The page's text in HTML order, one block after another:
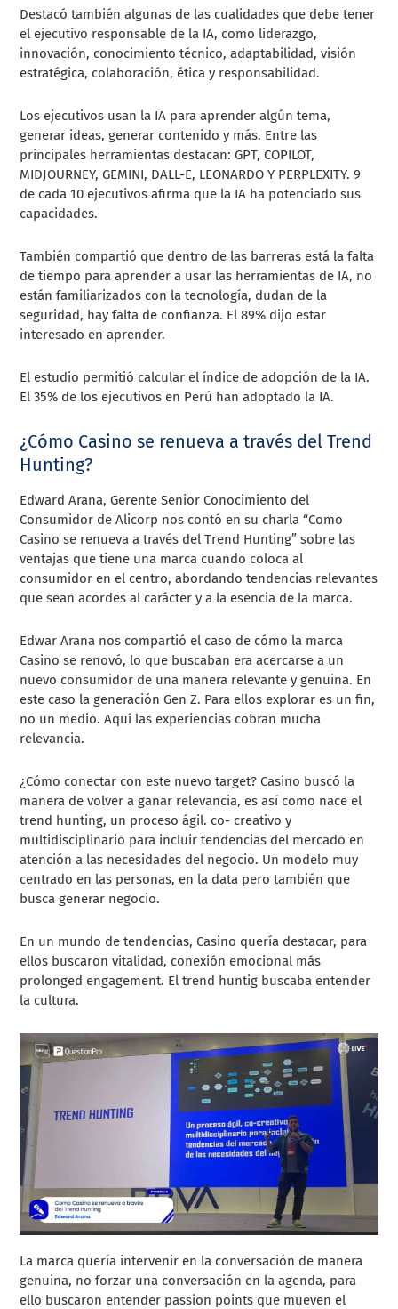
Destacó también algunas de las cualidades que debe tener
el ejecutivo responsable de la IA, como liderazgo,
innovación, conocimiento técnico, adaptabilidad, visión
estratégica, colaboración, ética y responsabilidad.
Los ejecutivos usan la IA para aprender algún tema,
generar ideas, generar contenido y más. Entre las
principales herramientas destacan: GPT, COPILOT,
MIDJOURNEY, GEMINI, DALL-E, LEONARDO Y PERPLEXITY. 9
de cada 10 ejecutivos afirma que la IA ha potenciado sus
capacidades.
También compartió que dentro de las barreras está la falta
de tiempo para aprender a usar las herramientas de IA, no
están familiarizados con la tecnología, dudan de la
seguridad, hay falta de confianza. El 89% dijo estar
interesado en aprender.
El estudio permitió calcular el índice de adopción de la IA.
El 35% de los ejecutivos en Perú han adoptado la IA.
¿Cómo Casino se renueva a través del Trend
Hunting?
Edward Arana, Gerente Senior Conocimiento del
Consumidor de Alicorp nos contó en su charla “Como
Casino se renueva a través del Trend Hunting” sobre las
ventajas que tiene una marca cuando coloca al
consumidor en el centro, abordando tendencias relevantes
que sean acordes al carácter y a la esencia de la marca.
Edwar Arana nos compartió el caso de cómo la marca
Casino se renovó, lo que buscaban era acercarse a un
nuevo consumidor de una manera relevante y genuina. En
este caso la generación Gen Z. Para ellos explorar es un fin,
no un medio. Aquí las experiencias cobran mucha
relevancia.
¿Cómo conectar con este nuevo target? Casino buscó la
manera de volver a ganar relevancia, es así como nace el
trend hunting, un proceso ágil. co- creativo y
multidisciplinario para incluir tendencias del mercado en
atención a las necesidades del negocio. Un modelo muy
centrado en las personas, en la data pero también que
busca generar negocio.
En un mundo de tendencias, Casino quería destacar, para
ellos buscaron vitalidad, conexión emocional más
prolonged engagement. El trend huntig buscaba entender
la cultura.
La marca quería intervenir en la conversación de manera
genuina, no forzar una conversación en la agenda, para
ello buscaron entender passion points que mueven el